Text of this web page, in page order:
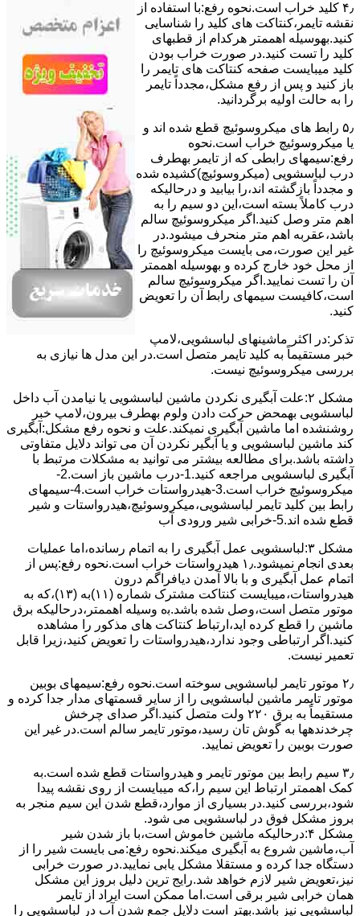
۴٫ ﮐﻠﯿﺪ ﺧﺮاب اﺳﺖ.نحوه رفع:ﺑﺎ اﺳﺘﻔﺎده از
ﻧﻘﺸﻪ ﺗﺎﯾﻤﺮ،ﮐﻨﺘﺎﮐﺖ ﻫﺎی ﮐﻠﯿﺪ را ﺷﻨﺎﺳﺎﯾﯽ
کنید.بهوسیله اهممتر هرکدام از قطبهای
ﮐﻠﯿﺪ را ﺗﺴﺖ ﮐﻨﯿﺪ.در ﺻﻮرت ﺧﺮاب ﺑﻮدن
ﮐﻠﯿﺪ میبایست ﺻﻔﺤﻪ ﮐﻨﺘﺎﮐﺖ ﻫﺎی ﺗﺎﯾﻤﺮ را
باز کنید و ﭘﺲ از رﻓﻊ مشکل،مجدداً ﺗﺎﯾﻤﺮ
را به حالت اوﻟﯿﻪ برگردانید.
۵٫ رابط های ﻣﯿﮑﺮوﺳﻮﺋﯿﭻ ﻗﻄﻊ شده اند و
ﯾﺎ ﻣﯿﮑﺮوﺳﻮﺋﯿﭻ ﺧﺮاب اﺳﺖ.نحوه
رفع:سیمهای راﺑﻄﯽ ﮐﻪ از ﺗﺎﯾﻤﺮ بهطرف
درب لباسشویی (ﻣﯿﮑﺮوﺳﻮﺋﯿﭻ)کشیده شده
و مجدداً بازگشته اند،را ﺑﯿﺎﺑﯿﺪ و درحالیکه
درب کاملاً ﺑﺴﺘﻪ اﺳﺖ،اﯾﻦ دو ﺳﯿﻢ را ﺑﻪ
اﻫﻢ ﻣﺘﺮ وصل کنید.اﮔﺮ ﻣﯿﮑﺮوﺳﻮﺋﯿﭻ ﺳﺎﻟﻢ
ﺑﺎﺷﺪ،ﻋﻘﺮﺑﻪ اهم متر ﻣﻨﺤﺮف میشود.در
ﻏﯿﺮ اﯾﻦ ﺻﻮرت،می بایست ﻣﯿﮑﺮوﺳﻮﺋﯿﭻ را
از ﻣﺤﻞ خود ﺧﺎرج کرده و بهوسیله اهممتر
آن را ﺗﺴﺖ ﻧﻤﺎﯾﯿﺪ.اﮔﺮ ﻣﯿﮑﺮوﺳﻮﺋﯿﭻ ﺳﺎﻟﻢ
اﺳﺖ،ﮐﺎﻓﯿﺴﺖ سیمهای راﺑﻄ آن را ﺗﻌﻮﯾﺾ
کنید.
ﺗﺬﮐﺮ:در اﮐﺜﺮ ماشینهای لباسشویی،ﻻﻣﭗ
ﺧﺒﺮ مستقیماً ﺑﻪ ﮐﻠﯿﺪ ﺗﺎﯾﻤﺮ ﻣﺘﺼﻞ اﺳﺖ.در اﯾﻦ مدل ها ﻧﯿﺎزی ﺑﻪ
بررسی ﻣﯿﮑﺮوﺳﻮﺋﯿﭻ نیست.
مشکل ۲:علت آبگیری نکردن ماشین لباسشویی یا نیامدن آب داخل
لباسشویی بهمحض ﺣﺮﮐﺖ دادن وﻟﻮم بهطرف ﺑﯿﺮون،ﻻﻣﭗ ﺧﺒﺮ
روشنشده اﻣﺎ ﻣﺎﺷﯿﻦ آﺑﮕﯿﺮی نمیکند.ﻋﻠﺖ و نحوه رﻓﻊ مشکل:آبگیری
کند ماشین لباسشویی و یا آبگیر نکردن آن می تواند دلایل متفاوتی
داشته باشد.برای مطالعه بیشتر می توانید به مشکلات مرتبط با
آبگیری لباسشویی مراجعه کنید.1-درب ﻣﺎﺷﯿﻦ ﺑﺎز اﺳﺖ.2-
ﻣﯿﮑﺮوﺳﻮﺋﯿﭻ ﺧﺮاب اﺳﺖ.3-ﻫﯿﺪرواﺳﺘﺎت ﺧﺮاب اﺳﺖ.4-سیمهای
راﺑﻂ ﺑﯿﻦ ﮐﻠﯿﺪ ﺗﺎﯾﻤﺮ لباسشویی،ﻣﯿﮑﺮوﺳﻮﺋﯿﭻ،ﻫﯿﺪرواﺳﺘﺎت و ﺷﯿﺮ
ﻗﻄﻊ ﺷﺪه اند.5-خرابی شیر ورودی آب
مشکل ۳:لباسشویی ﻋﻤﻞ آﺑﮕﯿﺮی را ﺑﻪ اﺗﻤﺎم رﺳﺎﻧﺪه،اﻣﺎ ﻋﻤﻠﯿﺎت
ﺑﻌﺪی اﻧﺠﺎم نمیشود.۱٫ ﻫﯿﺪرواﺳﺘﺎت ﺧﺮاب اﺳﺖ.نحوه رﻓﻊ:ﭘﺲ از
اﺗﻤﺎم عمل آﺑﮕﯿﺮی و ﺑﺎ ﺑﺎﻻ آﻣﺪن دﯾﺎﻓﺮاﮔﻢ درون
ﻫﯿﺪرواﺳﺘﺎت،میبایست ﮐﻨﺘﺎﮐﺖ ﻣﺸﺘﺮک شماره (۱۱)به (۱۳)،ﮐﻪ ﺑﻪ
ﻣﻮﺗﻮر ﻣﺘﺼﻞ اﺳﺖ،وﺻﻞ ﺷﺪه ﺑﺎﺷﺪ.ﺑه وسیله اهممتر،درحالیکه ﺑﺮق
ﻣﺎﺷﯿﻦ را ﻗﻄﻊ کرده اید،ارﺗﺒﺎط ﮐﻨﺘﺎﮐﺖ ﻫﺎی ﻣﺬﮐﻮر را ﻣﺸﺎﻫﺪه
کنید.اﮔﺮ ارﺗﺒﺎطی وجود ندارد،ﻫﯿﺪرواﺳﺘﺎت را ﺗﻌﻮﯾﺾ ﮐﻨﯿﺪ،زﯾﺮا قابل
ﺗﻌﻤﯿﺮ نیست.
۲٫ ﻣﻮﺗﻮر ﺗﺎﯾﻤﺮ لباسشویی ﺳﻮﺧﺘﻪ اﺳﺖ.نحوه رﻓﻊ:سیمهای ﺑﻮﺑﯿﻦ
ﻣﻮﺗﻮر ﺗﺎﯾﻤﺮ ماشین لباسشویی را از ﺳﺎﯾﺮ قسمتهای ﻣﺪار ﺟﺪا کرده و
مستقیماً ﺑﻪ برق ۲۲۰ وﻟﺖ ﻣﺘﺼﻞ کنید.اﮔﺮ ﺻﺪای ﭼﺮﺧﺶ
چرخدندهها به گوش تان رﺳﯿﺪ،ﻣﻮﺗﻮر ﺗﺎﯾﻤﺮ ﺳﺎﻟﻢ اﺳﺖ.در ﻏﯿﺮ اﯾﻦ
ﺻﻮرت ﺑﻮﺑﯿﻦ را ﺗﻌﻮﯾﺾ ﻧﻤﺎﯾﯿﺪ.
۳٫ ﺳﯿﻢ راﺑﻂ ﺑﯿﻦ ﻣﻮﺗﻮر ﺗﺎﯾﻤﺮ و ﻫﯿﺪرواﺳﺘﺎت ﻗﻄﻊ ﺷﺪه اﺳﺖ.به
کمک اهممتر ارﺗﺒﺎط اﯾﻦ ﺳﯿﻢ را،ﮐﻪ میبایست از روی ﻧﻘﺸﻪ ﭘﯿﺪا
ﺷﻮد،بررسی ﮐﻨﯿﺪ.در ﺑﺴﯿﺎری از موارد،ﻗﻄﻊ ﺷﺪن اﯾﻦ ﺳﯿﻢ ﻣﻨﺠﺮ ﺑﻪ
ﺑﺮوز مشکل ﻓﻮق در لباسشویی می شود.
مشکل ۴:درحالیکه ﻣﺎﺷﯿﻦ ﺧﺎﻣﻮش اﺳﺖ،ﺑﺎ ﺑﺎز ﺷﺪن ﺷﯿﺮ
آب،ﻣﺎﺷﯿﻦ ﺷﺮوع ﺑﻪ آﺑﮕﯿﺮی میکند.نحوه رﻓﻊ:می بایست ﺷﯿﺮ را از
دستگاه جدا کرده و مستقلا مشکل یابی نمایید.در صورت خرابی
نیز،تعویض شیر لازم خواهد شد.رایج ترین دلیل بروز این مشکل
همان خرابی شیر برقی است.اما ممکن است ایراد از تایمر
لباسشویی نیز باشد.بهتر است دلایل جمع شدن آب در لباسشویی را